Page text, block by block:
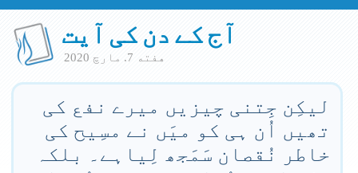
آج کے دن کی آیت
هفته 7. مارچ 2020
لیکِن جِتنی چیزیں میرے نفع کی
تھیں اُن ہی کو میَں نے مسِیح کی
خاطر نُقصان سَمَجھ لِیاہے۔ بلکہ